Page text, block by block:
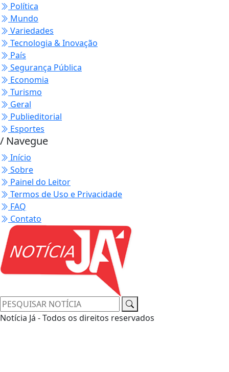
Política
Mundo
Variedades
Tecnologia & Inovação
País
Segurança Pública
Economia
Turismo
Geral
Publieditorial
Esportes
/ Navegue
Início
Sobre
Painel do Leitor
Termos de Uso e Privacidade
FAQ
Contato
Notícia Já - Todos os direitos reservados